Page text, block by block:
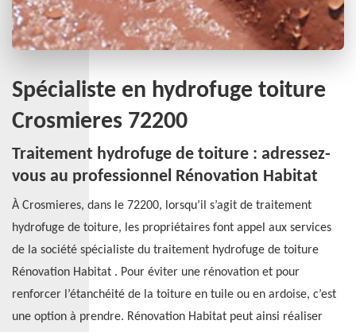
Spécialiste en hydrofuge toiture
Crosmieres 72200
Traitement hydrofuge de toiture : adressez-
vous au professionnel Rénovation Habitat
À Crosmieres, dans le 72200, lorsqu’il s’agit de traitement
hydrofuge de toiture, les propriétaires font appel aux services
de la société spécialiste du traitement hydrofuge de toiture
Rénovation Habitat . Pour éviter une rénovation et pour
renforcer l’étanchéité de la toiture en tuile ou en ardoise, c’est
une option à prendre. Rénovation Habitat peut ainsi réaliser